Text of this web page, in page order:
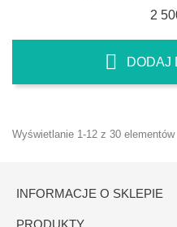
2
DODAJ
Wyświetlanie 1-12 z 30 elementów
INFORMACJE O SKLEPIE